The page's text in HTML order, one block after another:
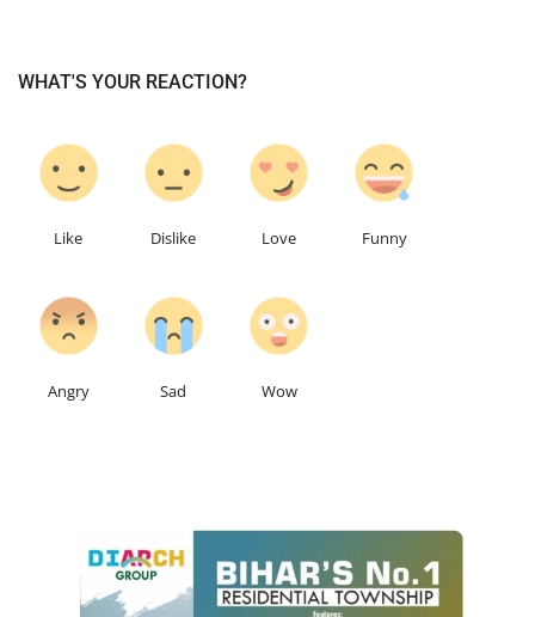
WHAT'S YOUR REACTION?
Like Dislike Love Funny
Angry Sad Wow